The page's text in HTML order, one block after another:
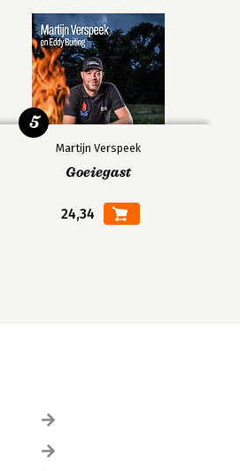
Martijn Verspeek
Goeiegast
24,34
5